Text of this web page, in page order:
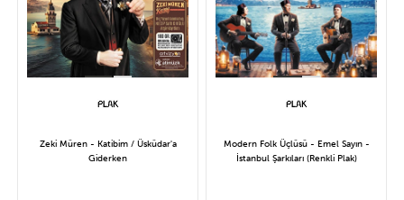
Zeki Müren - Katibim / Üsküdar'a
Giderken
Modern Folk Üçlüsü - Emel Sayın -
İstanbul Şarkıları (Renkli Plak)